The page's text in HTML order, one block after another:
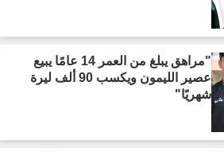
"مراهق يبلغ من العمر 14 عامًا يبيع
عصير الليمون ويكسب 90 ألف ليرة
شهريًا"